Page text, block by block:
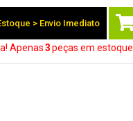
> Envio Imediato
Apenas3peças em estoque.